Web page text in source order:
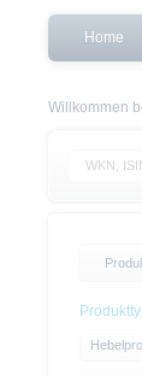
Home
Willkommen